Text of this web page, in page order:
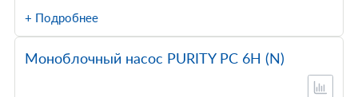
+ Подробнее
Моноблочный насос PURITY PC 6H (N)